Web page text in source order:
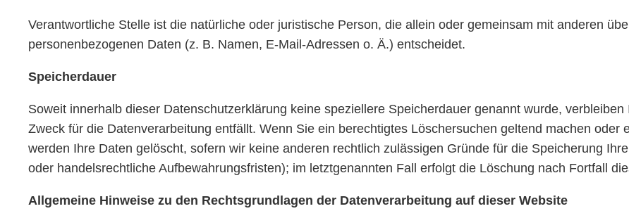
Verantwortliche Stelle ist die natürliche oder juristische Person, die allein oder gemeinsam mit anderen
personenbezogenen Daten (z. B. Namen, E-Mail-Adressen o. Ä.) entscheidet.
Speicherdauer
Soweit innerhalb dieser Datenschutzerklärung keine speziellere Speicherdauer genannt wurde,
Zweck für die Datenverarbeitung entfällt. Wenn Sie ein berechtigtes Löschersuchen geltend machen oder
werden Ihre Daten gelöscht, sofern wir keine anderen rechtlich zulässigen Gründe für die Speicherung
oder handelsrechtliche Aufbewahrungsfristen); im letztgenannten Fall erfolgt die Löschung nach Fortfall
Allgemeine Hinweise zu den Rechtsgrundlagen der Datenverarbeitung auf dieser Website